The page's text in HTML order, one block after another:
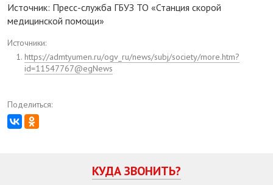
Источник: Пресс-служба ГБУЗ ТО «Станция скорой
медицинской помощи»
Источники:
https://admtyumen.ru/ogv_ru/news/subj/society/more.htm?
id=11547767@egNews
Поделиться:
КУДА ЗВОНИТЬ?